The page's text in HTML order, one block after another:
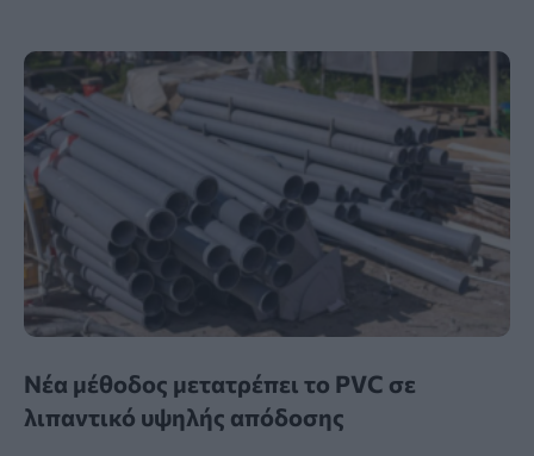
Νέα μέθοδος μετατρέπει το PVC σε
λιπαντικό υψηλής απόδοσης